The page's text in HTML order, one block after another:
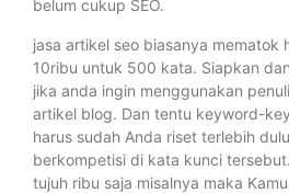
belum cukup SEO.
jasa artikel seo biasanya mematok
10ribu untuk 500 kata. Siapkan
jika anda ingin menggunakan
artikel blog. Dan tentu keyword-
harus sudah Anda riset terlebih
berkompetisi di kata kunci
tujuh ribu saja misalnya maka